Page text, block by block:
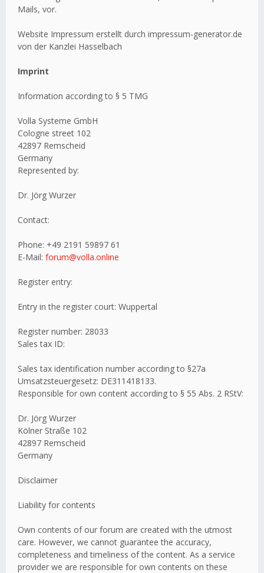
Mails, vor.
Website Impressum erstellt durch impressum-generator.de
von der Kanzlei Hasselbach
Imprint
Information according to § 5 TMG
Volla Systeme GmbH
Cologne street 102
42897 Remscheid
Germany
Represented by:
Dr. Jörg Wurzer
Contact:
Phone: +49 2191 59897 61
E-Mail: forum@volla.online
Register entry:
Entry in the register court: Wuppertal
Register number: 28033
Sales tax ID:
Sales tax identification number according to §27a
Umsatzsteuergesetz: DE311418133.
Responsible for own content according to § 55 Abs. 2 RStV:
Dr. Jörg Wurzer
Kölner Straße 102
42897 Remscheid
Germany
Disclaimer
Liability for contents
Own contents of our forum are created with the utmost
care. However, we cannot guarantee the accuracy,
completeness and timeliness of the content. As a service
provider we are responsible for own contents on these